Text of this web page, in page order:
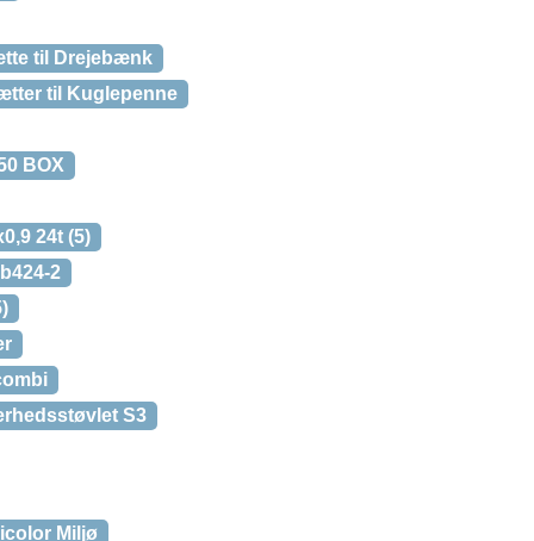
til Drejebænk
til Kuglepenne
BOX
24t (5)
2
S3
Miljø